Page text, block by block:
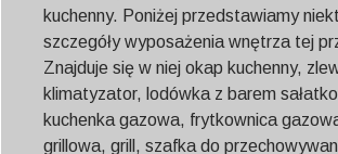
kuchenny. Poniżej przedstawiamy
szczegóły wyposażenia wnętrza tej
Znajduje się w niej okap kuchenny,
klimatyzator, lodówka z barem
kuchenka gazowa, frytkownica
grillowa, grill, szafka do